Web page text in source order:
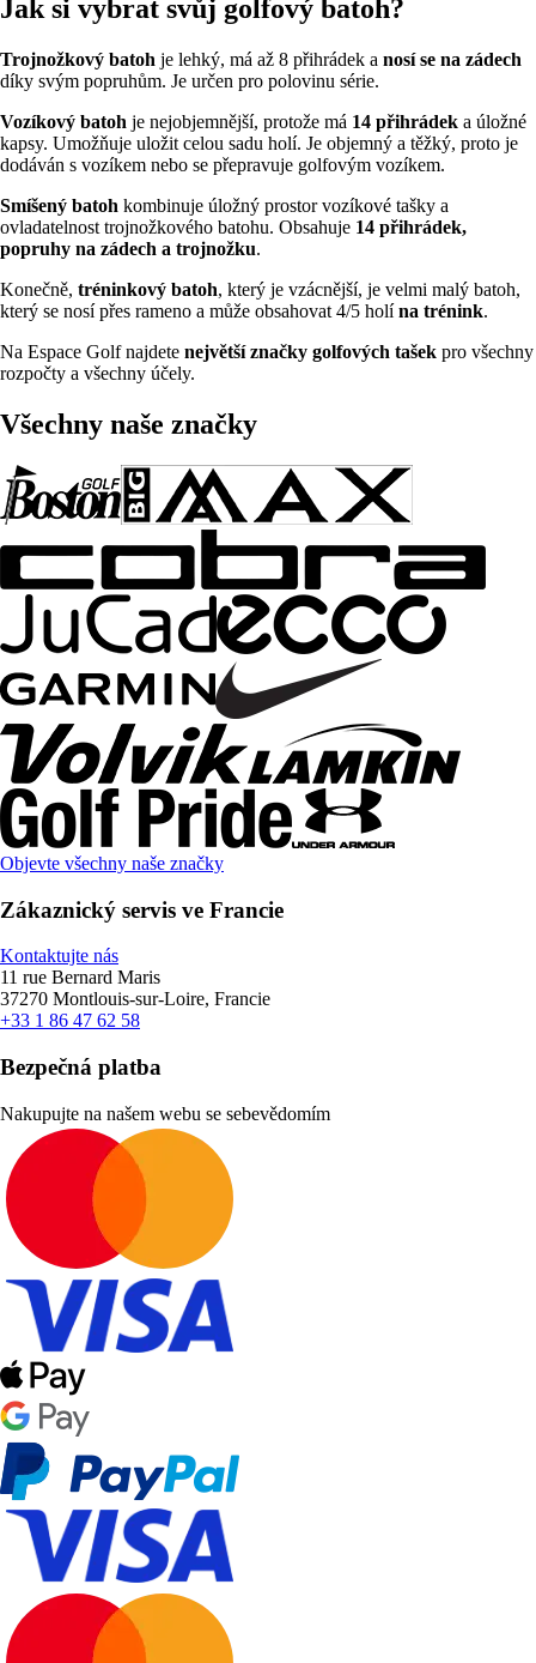
Jak si vybrat svůj golfový batoh?
Trojnožkový batoh je lehký, má až 8 přihrádek a nosí se na zádech
díky svým popruhům. Je určen pro polovinu série.
Vozíkový batoh je nejobjemnější, protože má 14 přihrádek a úložné
kapsy. Umožňuje uložit celou sadu holí. Je objemný a těžký, proto je
dodáván s vozíkem nebo se přepravuje golfovým vozíkem.
Smíšený batoh kombinuje úložný prostor vozíkové tašky a
ovladatelnost trojnožkového batohu. Obsahuje 14 přihrádek,
popruhy na zádech a trojnožku.
Konečně, tréninkový batoh, který je vzácnější, je velmi malý batoh,
který se nosí přes rameno a může obsahovat 4/5 holína trénink.
Na Espace Golf najdete největší značky golfových tašek pro všechny
rozpočty a všechny účely.
Všechny naše značky
Objevte všechny naše značky
Zákaznický servis ve Francie
Kontaktujte nás
11 rue Bernard Maris
37270 Montlouis-sur-Loire, Francie
+33 1 86 47 62 58
Bezpečná platba
Nakupujte na našem webu se sebevědomím